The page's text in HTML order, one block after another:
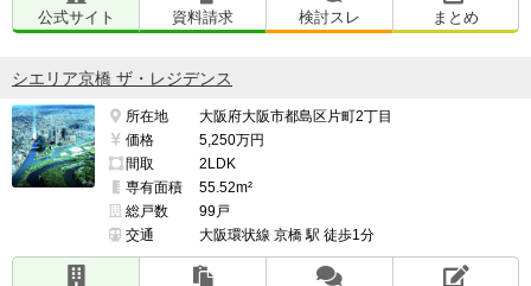
公式サイト 資料請求 検討スレ まとめ
シエリア京橋 ザ・レジデンス
所在地
大阪府大阪市都島区片町2丁目
価格
5,250万円
間取
2LDK
専有面積
55.52m²
総戸数
99戸
交通
大阪環状線 京橋 駅 徒歩1分